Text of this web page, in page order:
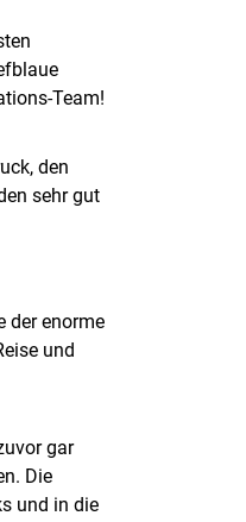
Team!
den
sehr gut
der enorme
und
gar
Die
und in die